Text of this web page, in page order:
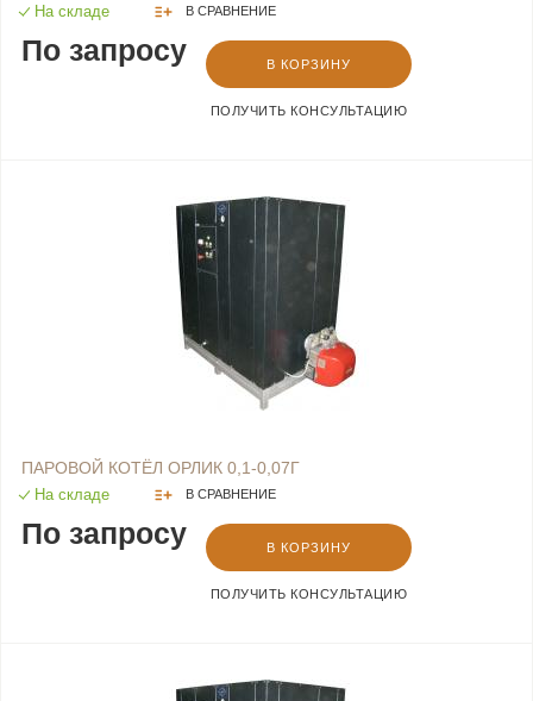
На складе В СРАВНЕНИЕ
По запросу В КОРЗИНУ
ПОЛУЧИТЬ КОНСУЛЬТАЦИЮ
ПАРОВОЙ КОТЁЛ ОРЛИК 0,1-0,07Г
На складе В СРАВНЕНИЕ
По запросу В КОРЗИНУ
ПОЛУЧИТЬ КОНСУЛЬТАЦИЮ